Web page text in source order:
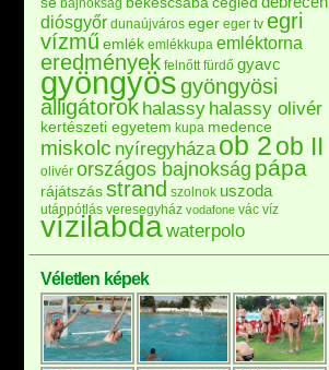
bajnokság
diósgyőr dunaújváros eger eger tv egri
vízműemlék emlékkupa emléktorna
eredmények felnőtt fürdő gyavc
gyöngyösgyöngyösi
alligátorok halassy halassy olivér
kertészeti egyetem kupa medence
miskolc nyíregyháza ob 2ob II
olivér országos bajnokság pápa
rájátszás strand szolnok uszoda
utánpótlás veresegyház vodafone vác víz
vízilabdawaterpolo
Véletlen képek